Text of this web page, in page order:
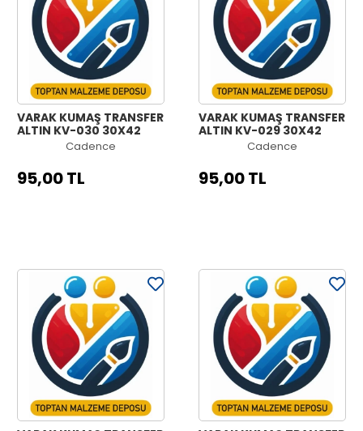
VARAK KUMAŞ TRANSFER
ALTIN KV-030 30X42
Cadence
95,00 TL
VARAK KUMAŞ TRANSFER
ALTIN KV-029 30X42
Cadence
95,00 TL